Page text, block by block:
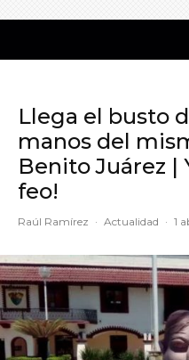
Llega el busto
manos del
Benito Juárez |
feo!
Raúl Ramírez · Actualidad · 1